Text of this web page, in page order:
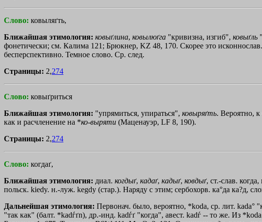
Слово: ковыляґть,
Ближайшая этимология: ковыґлина, ковылюґга "кривизна, изгиб", ковыґль
фонетически; см. Калима 121; Брюкнер, KZ 48, 170. Скорее это
бесперспективно. Темное слово. Ср. след.
Страницы: 2,274
Слово: ковыґриться
Ближайшая этимология: "упрямиться, упираться", ковыряґть. Вероятно, к
как и расчленение на *ко-выряти (Маценауэр, LF 8, 190).
Страницы: 2,274
Слово: когдаґ,
Ближайшая этимология: диал. когдыґ, кадаґ, кадыґ, ковдыґ, ст.-слав. когда,
польск. kiedy. н.-луж. kegdy (стар.). Наряду с этим; сербохорв. ка°да ка?д,
Дальнейшая этимология: Первонач. было, вероятно, *kоdа, ср. лит. kada°
"так как" (балт. *kadѓґn), др.-инд. kadѓґ "когда", авест. kadѓ -- то же. Из